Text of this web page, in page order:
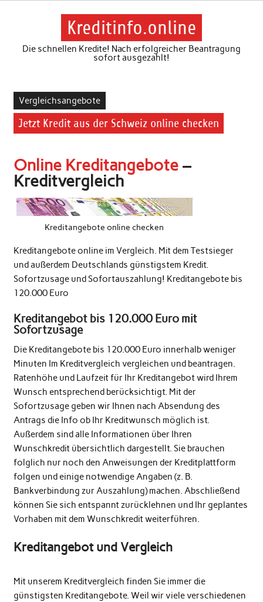
Skip
Kreditinfo.online
Die schnellen Kredite! Nach erfolgreicher Beantragung
sofort ausgezahlt!
Vergleichsangebote
Jetzt Kredit aus der Schweiz online checken
Online Kreditangebote–
Kreditvergleich
Kreditangebote online checken
Kreditangebote online im Vergleich. Mit dem Testsieger
und außerdem Deutschlands günstigstem Kredit.
Sofortzusage und Sofortauszahlung! Kreditangebote bis
120.000 Euro
Kreditangebot bis 120.000 Euro mit
Sofortzusage
Die Kreditangebote bis 120.000 Euro innerhalb weniger
Minuten Im Kreditvergleich vergleichen und beantragen.
Ratenhöhe und Laufzeit für Ihr Kreditangebot wird Ihrem
Wunsch entsprechend berücksichtigt. Mit der
Sofortzusage geben wir Ihnen nach Absendung des
Antrags die Info ob Ihr Kreditwunsch möglich ist.
Außerdem sind alle Informationen über Ihren
Wunschkredit übersichtlich dargestellt. Sie brauchen
folglich nur noch den Anweisungen der Kreditplattform
folgen und einige notwendige Angaben (z. B.
Bankverbindung zur Auszahlung) machen. Abschließend
können Sie sich entspannt zurücklehnen und Ihr geplantes
Vorhaben mit dem Wunschkredit weiterführen.
Kreditangebot und Vergleich
Mit unserem Kreditvergleich finden Sie immer die
günstigsten Kreditangebote. Weil wir viele verschiedenen